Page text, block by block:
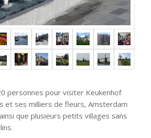
personnes pour visiter Keukenhof
et ses milliers de fleurs, Amsterdam
que plusieurs petits villages sans